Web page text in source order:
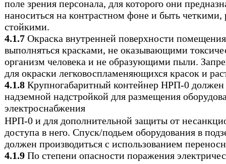
поле зрения персонала, для которого они
наноситься на контрастном фоне и быть
стойкими.
4.1.7 Окраска внутренней поверхности
выполняться красками, не оказывающими
организм человека и не образующими пыли.
для окраски легковоспламеняющихся красок и
4.1.8 Крупногабаритный контейнер НРП-0
надземной надстройкой для размещения
электроснабжения
НРП-0 и для дополнительной защиты от
доступа в него. Спуск/подьем оборудования в
должен производиться с использованием
4.1.9 По степени опасности поражения